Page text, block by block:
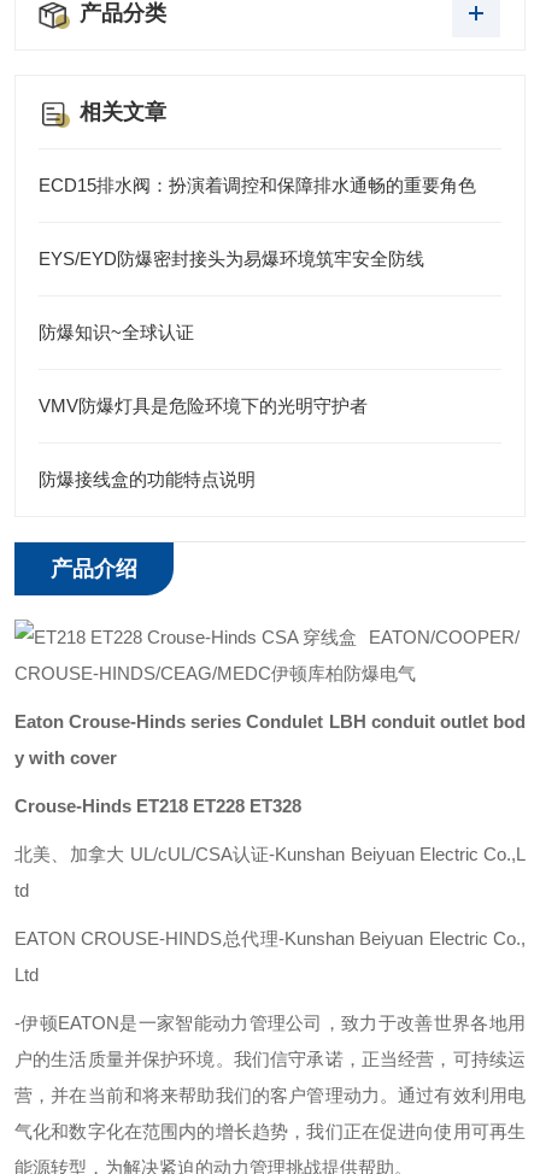
产品分类
相关文章
ECD15排水阀：扮演着调控和保障排水通畅的重要角色
EYS/EYD防爆密封接头为易爆环境筑牢安全防线
防爆知识~全球认证
VMV防爆灯具是危险环境下的光明守护者
防爆接线盒的功能特点说明
产品介绍
EATON/COOPER/
CROUSE-HINDS/CEAG/MEDC伊顿库柏防爆电气
Eaton Crouse-Hinds series Condulet LBH conduit outlet bod
y with cover
Crouse-Hinds ET218 ET228 ET328
北美、加拿大 UL/cUL/CSA认证-Kunshan Beiyuan Electric Co.,L
td
EATON CROUSE-HINDS总代理-Kunshan Beiyuan Electric Co.,
Ltd
-伊顿EATON是一家智能动力管理公司，致力于改善世界各地用
户的生活质量并保护环境。我们信守承诺，正当经营，可持续运
营，并在当前和将来帮助我们的客户管理动力。通过有效利用电
气化和数字化在范围内的增长趋势，我们正在促进向使用可再生
能源转型，为解决紧迫的动力管理挑战提供帮助。